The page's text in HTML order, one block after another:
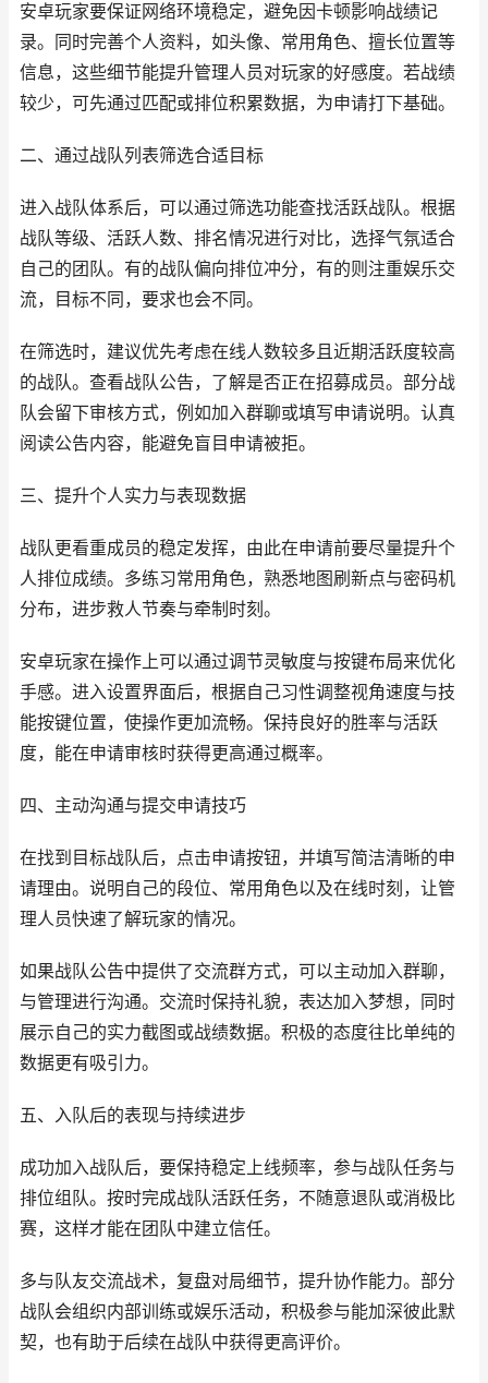
安卓玩家要保证网络环境稳定，避免因卡顿影响战绩记
录。同时完善个人资料，如头像、常用角色、擅长位置等
信息，这些细节能提升管理人员对玩家的好感度。若战绩
较少，可先通过匹配或排位积累数据，为申请打下基础。
二、通过战队列表筛选合适目标
进入战队体系后，可以通过筛选功能查找活跃战队。根据
战队等级、活跃人数、排名情况进行对比，选择气氛适合
自己的团队。有的战队偏向排位冲分，有的则注重娱乐交
流，目标不同，要求也会不同。
在筛选时，建议优先考虑在线人数较多且近期活跃度较高
的战队。查看战队公告，了解是否正在招募成员。部分战
队会留下审核方式，例如加入群聊或填写申请说明。认真
阅读公告内容，能避免盲目申请被拒。
三、提升个人实力与表现数据
战队更看重成员的稳定发挥，由此在申请前要尽量提升个
人排位成绩。多练习常用角色，熟悉地图刷新点与密码机
分布，进步救人节奏与牵制时刻。
安卓玩家在操作上可以通过调节灵敏度与按键布局来优化
手感。进入设置界面后，根据自己习性调整视角速度与技
能按键位置，使操作更加流畅。保持良好的胜率与活跃
度，能在申请审核时获得更高通过概率。
四、主动沟通与提交申请技巧
在找到目标战队后，点击申请按钮，并填写简洁清晰的申
请理由。说明自己的段位、常用角色以及在线时刻，让管
理人员快速了解玩家的情况。
如果战队公告中提供了交流群方式，可以主动加入群聊，
与管理进行沟通。交流时保持礼貌，表达加入梦想，同时
展示自己的实力截图或战绩数据。积极的态度往比单纯的
数据更有吸引力。
五、入队后的表现与持续进步
成功加入战队后，要保持稳定上线频率，参与战队任务与
排位组队。按时完成战队活跃任务，不随意退队或消极比
赛，这样才能在团队中建立信任。
多与队友交流战术，复盘对局细节，提升协作能力。部分
战队会组织内部训练或娱乐活动，积极参与能加深彼此默
契，也有助于后续在战队中获得更高评价。